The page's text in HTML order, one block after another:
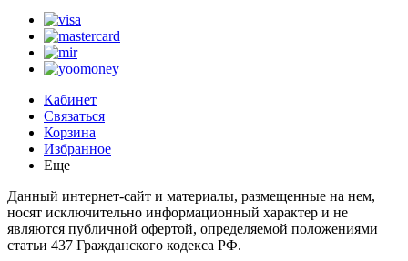
Кабинет
Связаться
Корзина
Избранное
Еще
Данный интернет-сайт и материалы, размещенные на нем,
носят исключительно информационный характер и не
являются публичной офертой, определяемой положениями
статьи 437 Гражданского кодекса РФ.